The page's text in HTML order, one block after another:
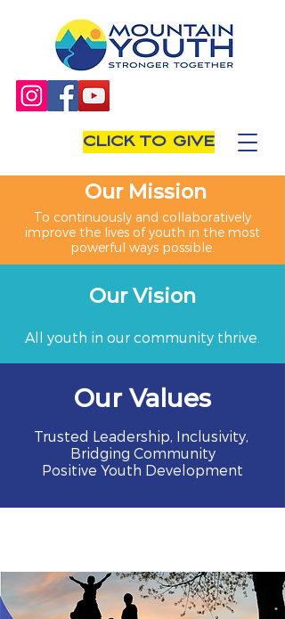
Our Mission
To continuously and collaboratively
improve the lives of youth in the most
powerful ways possible.
Our Vision
All youth in our community thrive.
Our Values
Trusted Leadership, Inclusivity,
Bridging Community
Positive Youth Development
CLICK TO GIVE